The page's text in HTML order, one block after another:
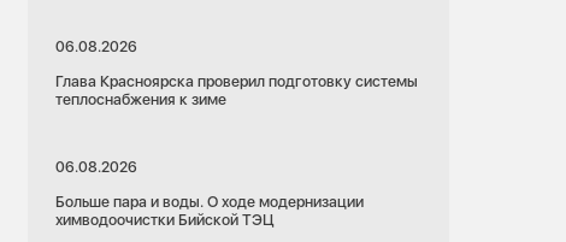
06.08.2026
Глава Красноярска проверил подготовку системы
теплоснабжения к зиме
06.08.2026
Больше пара и воды. О ходе модернизации
химводоочистки Бийской ТЭЦ